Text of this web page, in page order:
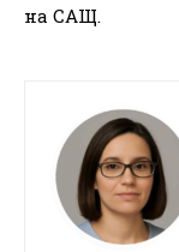
на САЩ.